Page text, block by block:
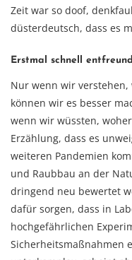
Zeit war so doof,
düsterdeutsch, dass es
Erstmal schnell
Nur wenn wir verstehen,
können wir es besser
wenn wir wüssten,
Erzählung, dass es
weiteren Pandemien
und Raubbau an der
dringend neu bewertet
dafür sorgen, dass in
hochgefährlichen
Sicherheitsmaßnahmen